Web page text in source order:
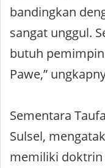
bandingkan
sangat unggul.
butuh
Pawe,”
Sementara
Sulsel,
memiliki doktrin